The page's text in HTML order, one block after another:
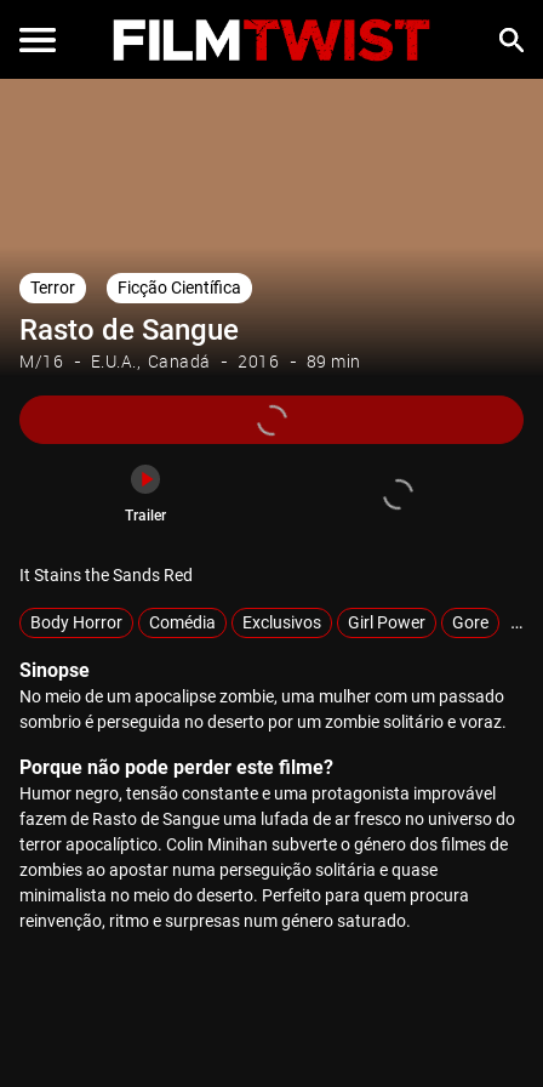
Terror Ficção Científica
Rasto de Sangue
M/16 E.U.A. Canadá 2016 89 min
Trailer
It Stains the Sands Red
Body Horror Comédia Exclusivos Girl Power Gore
Sinopse
No meio de um apocalipse zombie, uma mulher com um passado
sombrio é perseguida no deserto por um zombie solitário e voraz.
Porque não pode perder este filme?
Humor negro, tensão constante e uma protagonista improvável
fazem de Rasto de Sangue uma lufada de ar fresco no universo do
terror apocalíptico. Colin Minihan subverte o género dos filmes de
zombies ao apostar numa perseguição solitária e quase
minimalista no meio do deserto. Perfeito para quem procura
reinvenção, ritmo e surpresas num género saturado.